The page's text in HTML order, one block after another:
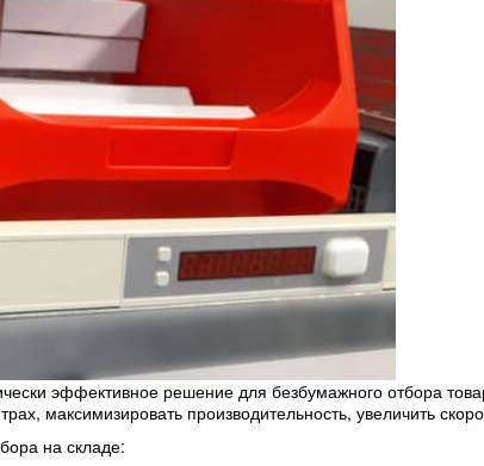
эффективное решение для безбумажного отбора
максимизировать производительность, увеличить
на складе: